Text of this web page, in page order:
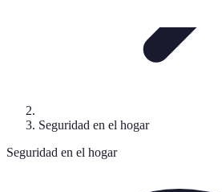
Seguridad en el hogar
Seguridad en el hogar